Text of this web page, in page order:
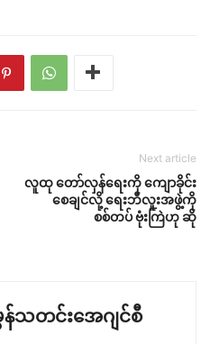
Next article
လူထု တော်လှန်ရေးကို ကျောခိုင်း
စေချင်လို့ ရေးဘီလူးအဖွဲ့ကို
စစ်တပ် ဗုံးကြဲဟု ဆို
တင်းအေဂျင်စီ